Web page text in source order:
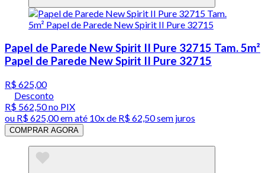
Papel de Parede New Spirit II Pure 32715 Tam. 5m²
Papel de Parede New Spirit II Pure 32715
R$ 625,00
Desconto
R$ 562,50no PIX
ou R$ 625,00em até 10x de R$ 62,50 sem juros
COMPRAR AGORA